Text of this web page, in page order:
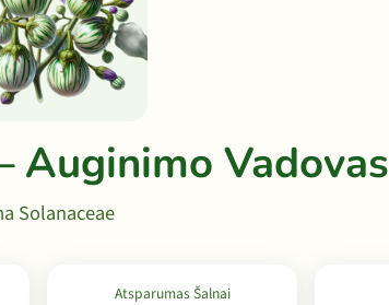
Vadovas
Solanaceae
Atsparumas Šalnai